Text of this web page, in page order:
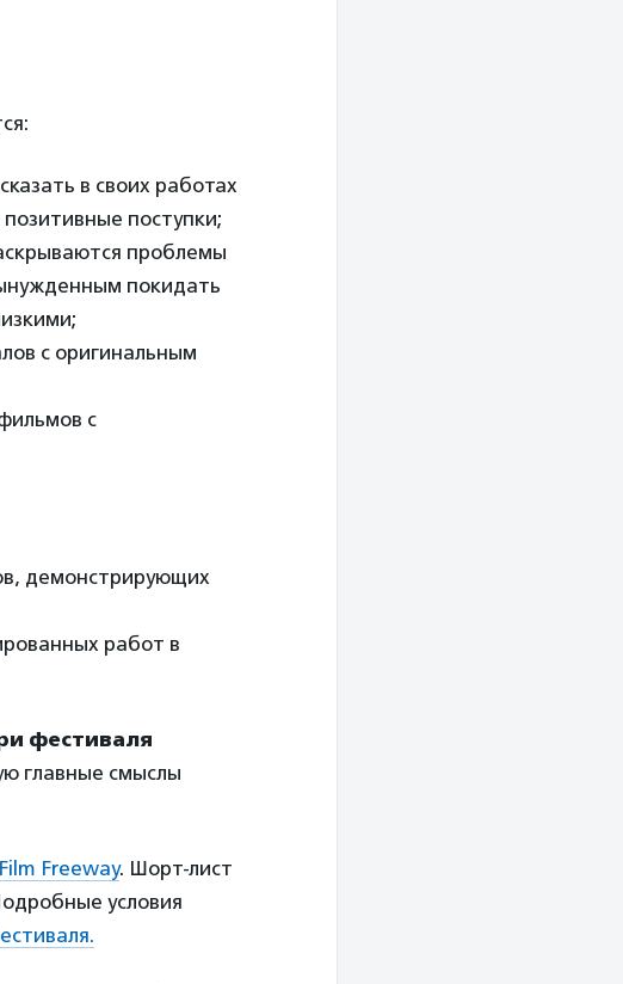
в своих работах
поступки;
проблемы
покидать
с оригинальным
с
демонстрирующих
работ в
фестиваля
главные смыслы
Film Freeway. Шорт-лист
условия